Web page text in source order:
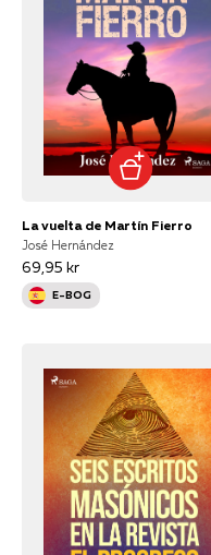
La vuelta de Martín Fierro
José Hernández
69,95 kr
E-BOG